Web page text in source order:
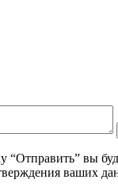
“Отправить” вы
ваших